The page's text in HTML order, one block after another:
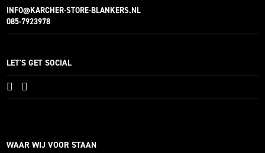
INFO@KARCHER-STORE-BLANKERS.NL
085-7923978
LET'S GET SOCIAL
WAAR WIJ VOOR STAAN